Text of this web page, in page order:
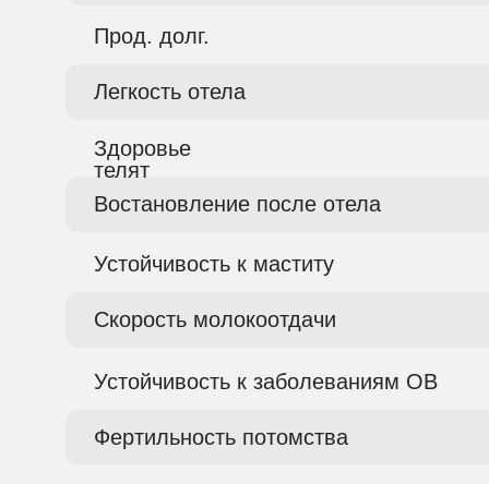
Фертильность потомства
Устойчивость к заболеваниям ОВ
Скорость молокоотдачи
Устойчивость к маститу
Востановление после отела
Здоровье
телят
Легкость отела
Прод. долг.